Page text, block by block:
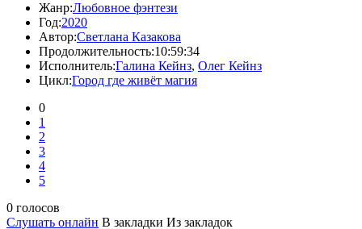
Жанр:Любовное фэнтези
Год:2020
Автор:Светлана Казакова
Продолжительность:10:59:34
Исполнитель:Галина Кейнз, Олег Кейнз
Цикл:Город где живёт магия
0
1
2
3
4
5
0 голосов
Слушать онлайн В закладки Из закладок